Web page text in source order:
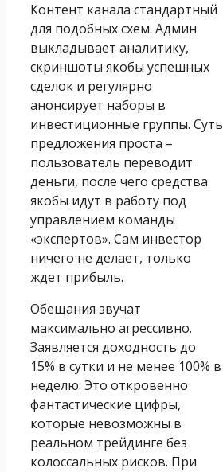
Контент канала стандартный
для подобных схем. Админ
выкладывает аналитику,
скриншоты якобы успешных
сделок и регулярно
анонсирует наборы в
инвестиционные группы. Суть
предложения проста –
пользователь переводит
деньги, после чего средства
якобы идут в работу под
управлением команды
«экспертов». Сам инвестор
ничего не делает, только
ждет прибыль.
Обещания звучат
максимально агрессивно.
Заявляется доходность до
15% в сутки и не менее 100% в
неделю. Это откровенно
фантастические цифры,
которые невозможны в
реальном трейдинге без
колоссальных рисков. При